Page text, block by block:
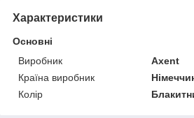
Характеристики
Основні
Виробник
Axent
Країна виробник
Колір